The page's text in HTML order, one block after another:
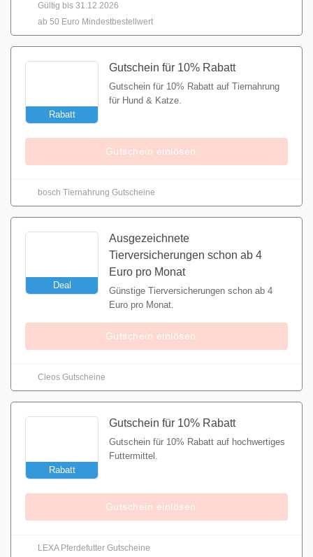
Gültig bis 31.12.2026
ab 50 Euro Mindestbestellwert
Rabatt
Gutschein für 10% Rabatt
Gutschein für 10% Rabatt auf Tiernahrung
für Hund & Katze.
Gutschein einlösen
bosch Tiernahrung Gutscheine
Deal
Ausgezeichnete
Tierversicherungen schon ab 4
Euro pro Monat
Günstige Tierversicherungen schon ab 4
Euro pro Monat.
Gutschein einlösen
Cleos Gutscheine
Rabatt
Gutschein für 10% Rabatt
Gutschein für 10% Rabatt auf hochwertiges
Futtermittel.
Gutschein einlösen
LEXA Pferdefutter Gutscheine